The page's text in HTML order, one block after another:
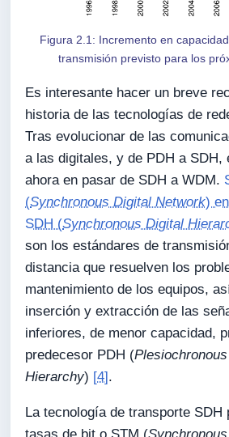
Figura 2.1: Incremento en
transmisión previsto para los
Es interesante hacer un breve
historia de las tecnologías de
Tras evolucionar de las
a las digitales, y de PDH a SDH,
ahora en pasar de SDH a WDM.
(Synchronous Digital Network)
SDH (Synchronous Digital
son los estándares de
distancia que resuelven los
mantenimiento de los equipos,
inserción y extracción de las
inferiores, de menor capacidad,
predecesor PDH (
Hierarchy) [4].
La tecnología de transporte SDH